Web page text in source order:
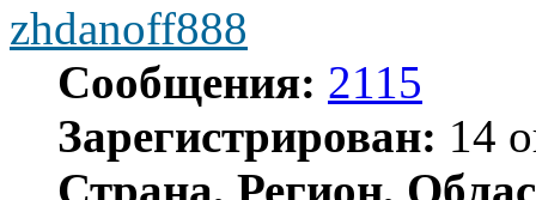
zhdanoff888
Сообщения: 2115
Зарегистрирован: 14